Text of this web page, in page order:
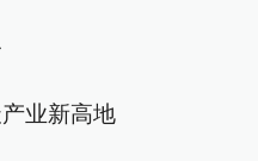
业新高地